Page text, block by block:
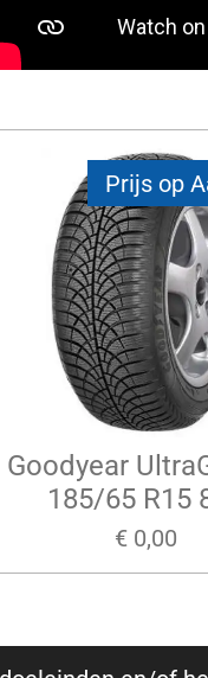
Prijs op
Goodyear
185/65 R15
€ 0,00